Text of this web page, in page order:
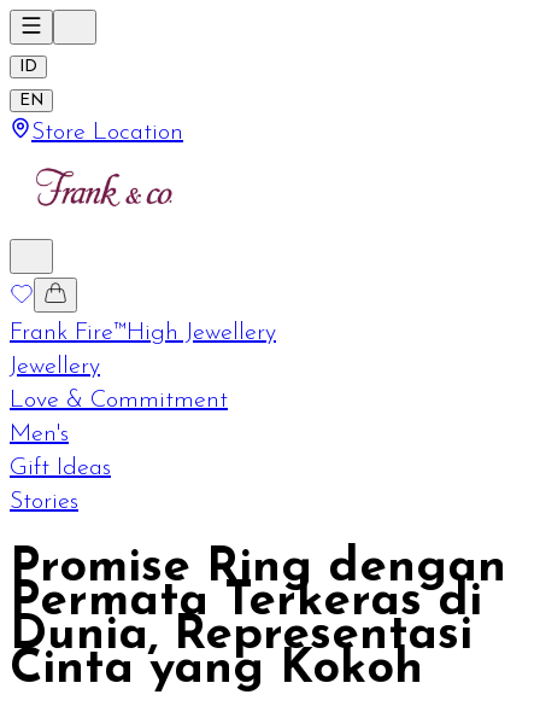
ID
EN
Store Location
Frank Fire™High Jewellery
Jewellery
Love & Commitment
Men's
Gift Ideas
Stories
Promise Ring dengan
Permata Terkeras di
Dunia, Representasi
Cinta yang Kokoh